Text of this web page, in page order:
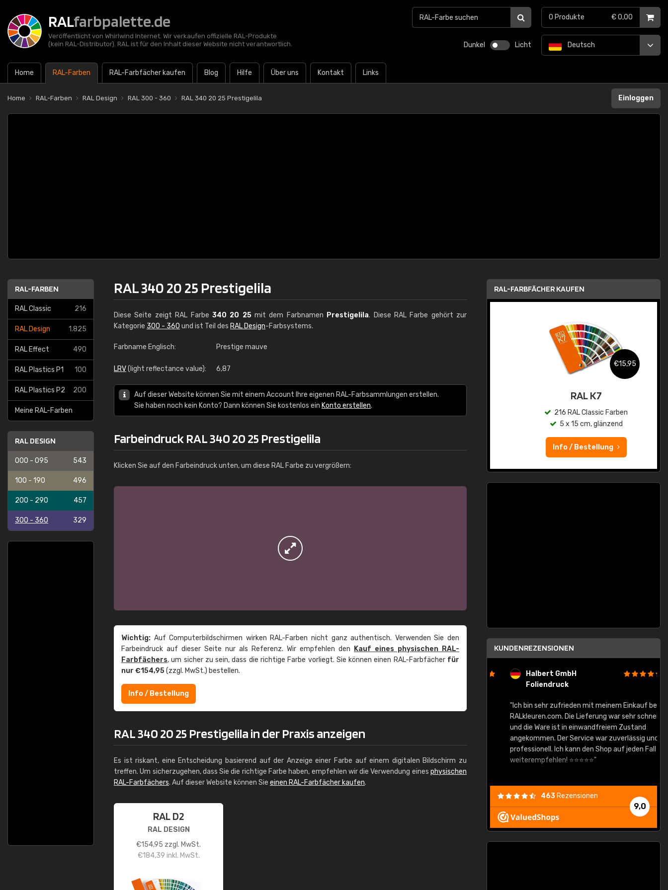
RALfarbpalette.de
Veröffentlicht von Whirlwind Internet. Wir verkaufen offizielle RAL-Produkte
(kein RAL-Distributor). RAL ist für den Inhalt dieser Website nicht verantwortlich.
Dunkel Licht
Home RAL-Farben RAL-Farbfächer kaufen Blog Hilfe Über uns Kontakt Links
Deutsch
0 Produkte € 0,00
Home RAL-Farben RAL Design RAL 300 - 360 RAL 340 20 25 Prestigelila Einloggen
RAL-FARBEN
RAL Classic 216
RAL Design 1.825
RAL Effect 490
RAL Plastics P1 100
RAL Plastics P2 200
Meine RAL-Farben
RAL DESIGN
000 - 095 543
100 - 190 496
200 - 290 457
300 - 360 329
RAL 340 20 25 Prestigelila
Diese Seite zeigt RAL Farbe 340 20 25mit dem Farbnamen Prestigelila. Diese RAL Farbe gehört zur
Kategorie 300 - 360 und ist Teil des RAL Design-Farbsystems.
Farbname Englisch: Prestige mauve
LRV(light reflectance value): 6,87
Auf dieser Website können Sie mit einem Account Ihre eigenen RAL-Farbsammlungen erstellen.
Sie haben noch kein Konto? Dann können Sie kostenlos ein Konto erstellen.
Farbeindruck RAL 340 20 25 Prestigelila
Klicken Sie auf den Farbeindruck unten, um diese RAL Farbe zu vergrößern:
Wichtig: Auf Computerbildschirmen wirken RAL-Farben nicht ganz authentisch. Verwenden Sie den
Farbeindruck auf dieser Seite nur als Referenz. Wir empfehlen den
Kauf eines physischen RAL-
Farbfächers, um sicher zu sein, dass die richtige Farbe vorliegt. Sie können einen RAL-Farbfächer für
nur €154,95(zzgl. MwSt.) bestellen.
Info / Bestellung
RAL 340 20 25 Prestigelila in der Praxis anzeigen
Es ist riskant, eine Entscheidung basierend auf der Anzeige einer Farbe auf einem digitalen Bildschirm zu
treffen. Um sicherzugehen, dass Sie die richtige Farbe haben, empfehlen wir die Verwendung eines physischen
RAL-Farbfächers. Auf dieser Website können Sie einen RAL-Farbfächer kaufen.
RAL D2
RAL DESIGN
€154,95 zzgl. MwSt.
€184,39 inkl. MwSt.
RAL-FARBFÄCHER KAUFEN
RAL K7 auf Wasserbasis
€15,95
RAL K7
216 RAL Classic Farben
5 x 15 cm, glänzend
Info / Bestellung
KUNDENREZENSIONEN
Halbert GmbH
Foliendruck
"Ich bin sehr zufrieden mit meinem Einkauf bei
RALkleuren.com. Die Lieferung war sehr schnell
und die Ware ist in einwandfreiem Zustand
angekommen. Der Service war zuverlässig und
professionell. Ich kann den Shop auf jeden Fall
weiterempfehlen! ⭐⭐⭐⭐⭐"
9,0
463 Rezensionen